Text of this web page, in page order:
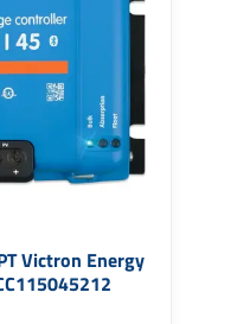
Victron Energy